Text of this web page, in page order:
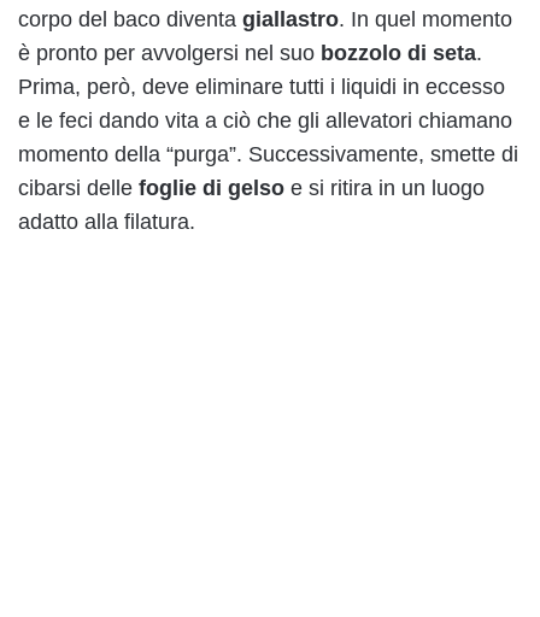
corpo del baco diventa giallastro. In quel momento
è pronto per avvolgersi nel suo bozzolo di seta.
Prima, però, deve eliminare tutti i liquidi in eccesso
e le feci dando vita a ciò che gli allevatori chiamano
momento della “purga”. Successivamente, smette di
cibarsi delle foglie di gelso e si ritira in un luogo
adatto alla filatura.